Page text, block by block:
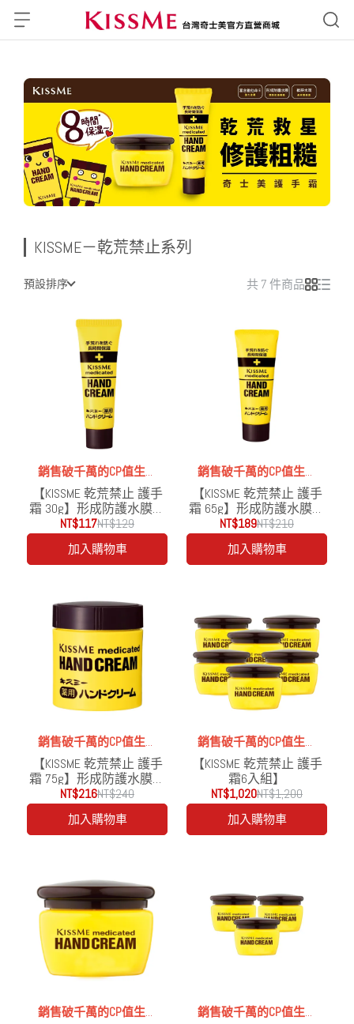
KISSME－乾荒禁止系列
預設排序 共 7 件商品
銷售破千萬的CP值生火
品
【KISSME 乾荒禁止 護手
霜 30g】形成防護水膜賦
予滋潤，親水性保濕甘油
成分預防乾燥粗糙
NT$117NT$129
加入購物車
銷售破千萬的CP值生火
品
【KISSME 乾荒禁止 護手
霜 65g】形成防護水膜賦
予滋潤，親水性保濕甘油
成分預防乾燥粗糙
NT$189NT$210
加入購物車
銷售破千萬的CP值生火
品
【KISSME 乾荒禁止 護手
霜 75g】形成防護水膜賦
予滋潤，親水性保濕甘油
成分預防乾燥粗糙
NT$216NT$240
加入購物車
銷售破千萬的CP值生火
品
【KISSME 乾荒禁止 護手
霜6入組】
NT$1,020NT$1,200
加入購物車
銷售破千萬的CP值生火
銷售破千萬的CP值生火